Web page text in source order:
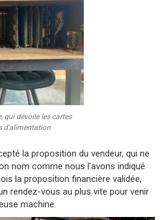
qui dévoile les cartes
d'alimentation
la proposition du vendeur, qui ne
nom comme nous l'avons indiqué
la proposition financière validée,
rendez-vous au plus vite pour venir
machine.